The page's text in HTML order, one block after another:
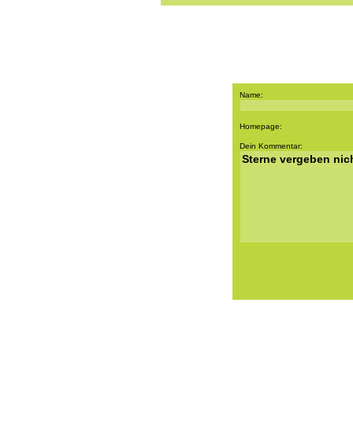
Name:
Homepage:
Dein Kommentar: